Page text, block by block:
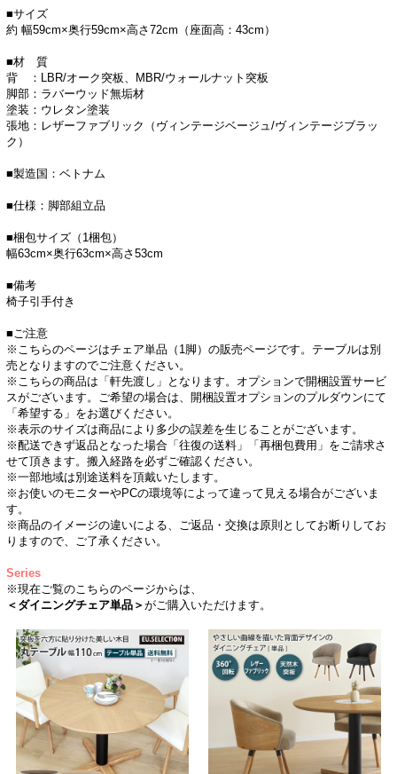
■サイズ
約 幅59cm×奥行59cm×高さ72cm（座面高：43cm）
■材 質
背 ：LBR/オーク突板、MBR/ウォールナット突板
脚部：ラバーウッド無垢材
塗装：ウレタン塗装
張地：レザーファブリック（ヴィンテージベージュ/ヴィンテージブラッ
ク）
■製造国：ベトナム
■仕様：脚部組立品
■梱包サイズ（1梱包）
幅63cm×奥行63cm×高さ53cm
■備考
椅子引手付き
■ご注意
※こちらのページはチェア単品（1脚）の販売ページです。テーブルは別
売となりますのでご注意ください。
※こちらの商品は「軒先渡し」となります。オプションで開梱設置サービ
スがございます。ご希望の場合は、開梱設置オプションのプルダウンにて
「希望する」をお選びください。
※表示のサイズは商品により多少の誤差を生じることがございます。
※配送できず返品となった場合「往復の送料」「再梱包費用」をご請求さ
せて頂きます。搬入経路を必ずご確認ください。
※一部地域は別途送料を頂戴いたします。
※お使いのモニターやPCの環境等によって違って見える場合がございま
す。
※商品のイメージの違いによる、ご返品・交換は原則としてお断りしてお
りますので、ご了承ください。
Series
※現在ご覧のこちらのページからは、
＜ダイニングチェア単品＞ がご購入いただけます。